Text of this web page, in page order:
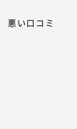
悪い口コミ